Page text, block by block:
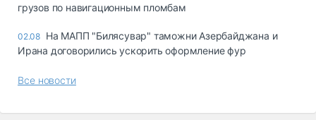
грузов по навигационным пломбам
02.08 На МАПП "Билясувар" таможни Азербайджана и
Ирана договорились ускорить оформление фур
Все новости